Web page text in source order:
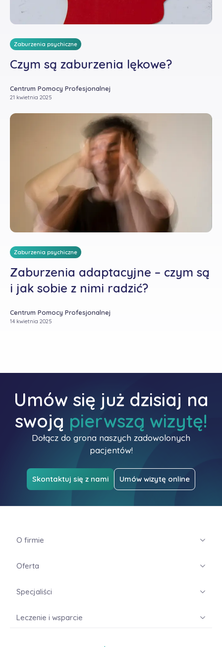
Zaburzenia psychiczne
Czym są zaburzenia lękowe?
Centrum Pomocy Profesjonalnej
21 kwietnia 2025
Zaburzenia psychiczne
Zaburzenia adaptacyjne – czym są
i jak sobie z nimi radzić?
Centrum Pomocy Profesjonalnej
14 kwietnia 2025
Umów się już dzisiaj na
swoją pierwszą wizytę!
Dołącz do grona naszych zadowolonych
pacjentów!
Skontaktuj się z nami Umów wizytę online
O firmie
Oferta
Specjaliści
Leczenie i wsparcie